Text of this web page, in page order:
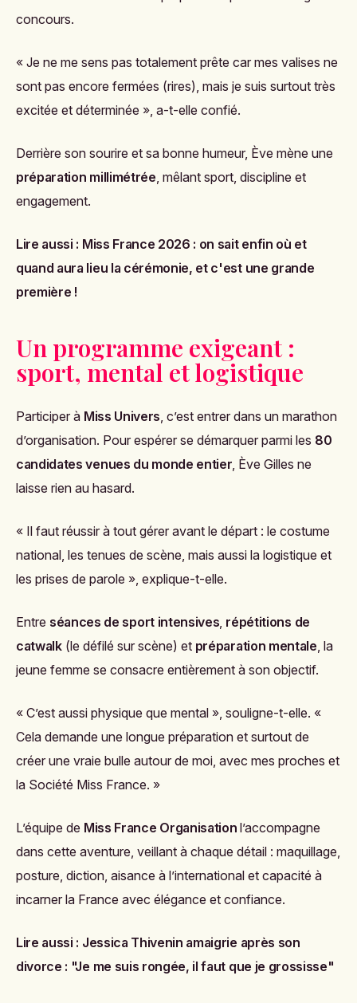
concours.
« Je ne me sens pas totalement prête car mes valises ne
sont pas encore fermées (rires), mais je suis surtout très
excitée et déterminée », a-t-elle confié.
Derrière son sourire et sa bonne humeur, Ève mène une
préparation millimétrée, mêlant sport, discipline et
engagement.
Lire aussi : Miss France 2026 : on sait enfin où et
quand aura lieu la cérémonie, et c'est une grande
première !
Un programme exigeant :
sport, mental et logistique
Participer à Miss Univers, c’est entrer dans un marathon
d’organisation. Pour espérer se démarquer parmi les 80
candidates venues du monde entier, Ève Gilles ne
laisse rien au hasard.
« Il faut réussir à tout gérer avant le départ : le costume
national, les tenues de scène, mais aussi la logistique et
les prises de parole », explique-t-elle.
Entre séances de sport intensives, répétitions de
catwalk(le défilé sur scène) et préparation mentale, la
jeune femme se consacre entièrement à son objectif.
« C’est aussi physique que mental », souligne-t-elle. «
Cela demande une longue préparation et surtout de
créer une vraie bulle autour de moi, avec mes proches et
la Société Miss France. »
L’équipe de Miss France Organisation l’accompagne
dans cette aventure, veillant à chaque détail : maquillage,
posture, diction, aisance à l’international et capacité à
incarner la France avec élégance et confiance.
Lire aussi : Jessica Thivenin amaigrie après son
divorce : "Je me suis rongée, il faut que je grossisse"